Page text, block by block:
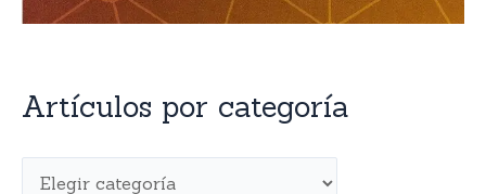
Artículos por categoría